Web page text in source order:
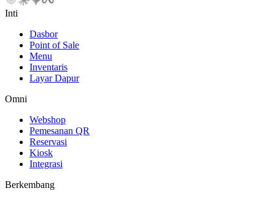
Inti
Dasbor
Point of Sale
Menu
Inventaris
Layar Dapur
Omni
Webshop
Pemesanan QR
Reservasi
Kiosk
Integrasi
Berkembang